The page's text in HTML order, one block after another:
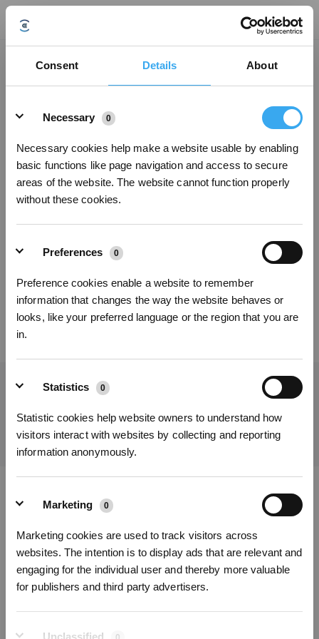
Consent Details About
Necessary
0
Necessary cookies help make a website usable by enabling
basic functions like page navigation and access to secure
areas of the website. The website cannot function properly
without these cookies.
Preferences 0
Preference cookies enable a website to remember
information that changes the way the website behaves or
looks, like your preferred language or the region that you are
in.
Statistics 0
Statistic cookies help website owners to understand how
visitors interact with websites by collecting and reporting
information anonymously.
Marketing 0
Marketing cookies are used to track visitors across
websites. The intention is to display ads that are relevant and
engaging for the individual user and thereby more valuable
for publishers and third party advertisers.
Unclassified
l’utilisateur ?
Mise à jour le 2022/03/08
Le module AIVI 3D possède deux caméras, qui sont principalement utilisées
pour identifier et détecter les obstacles pour un meilleur nettoyage. Votre vie
privée ne sera pas violée et nous accordons toujours la priorité à la vie
privée des clients. Nous disposons d’un certificat de confidentialité du TÜV,
dont le numéro est : T 50530848 01
OUI
Obtenez les dernières nouvelles d'ECOVACS
SOUMETTRE
Télécharger l'application ECOVACS
PRODUITS
INNOVATION
ASSISTANCE
Inscrivez-vous et recevez